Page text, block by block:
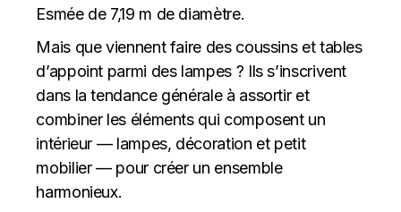
Esmée de 7,19 m de diamètre.
Mais que viennent faire des coussins et tables
d’appoint parmi des lampes ? Ils s’inscrivent
dans la tendance générale à assortir et
combiner les éléments qui composent un
intérieur — lampes, décoration et petit
mobilier — pour créer un ensemble
harmonieux.